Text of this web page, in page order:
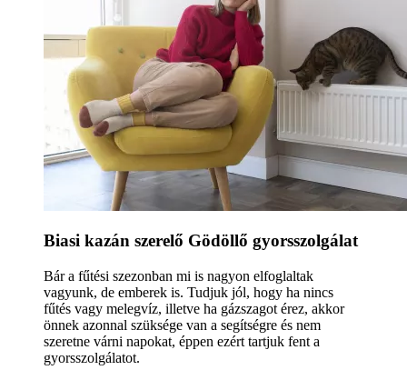
Biasi kazán szerelő Gödöllő gyorsszolgálat
Bár a fűtési szezonban mi is nagyon elfoglaltak
vagyunk, de emberek is. Tudjuk jól, hogy ha nincs
fűtés vagy melegvíz, illetve ha gázszagot érez, akkor
önnek azonnal szüksége van a segítségre és nem
szeretne várni napokat, éppen ezért tartjuk fent a
gyorsszolgálatot.